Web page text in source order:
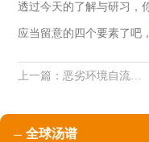
透过今天的了解与研习，
应当留意的四个要素了吧 ，
上一篇：恶劣环境自流平地坪的施工要点！建议收藏！
全球汤谱